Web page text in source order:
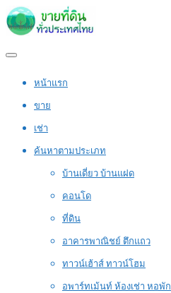
หน้าแรก
ขาย
เช่า
ค้นหาตามประเภท
บ้านเดี่ยว บ้านแฝด
คอนโด
ที่ดิน
อาคารพาณิชย์ ตึกแถว
ทาวน์เฮ้าส์ ทาวน์โฮม
อพาร์ทเม้นท์ ห้องเช่า หอพัก